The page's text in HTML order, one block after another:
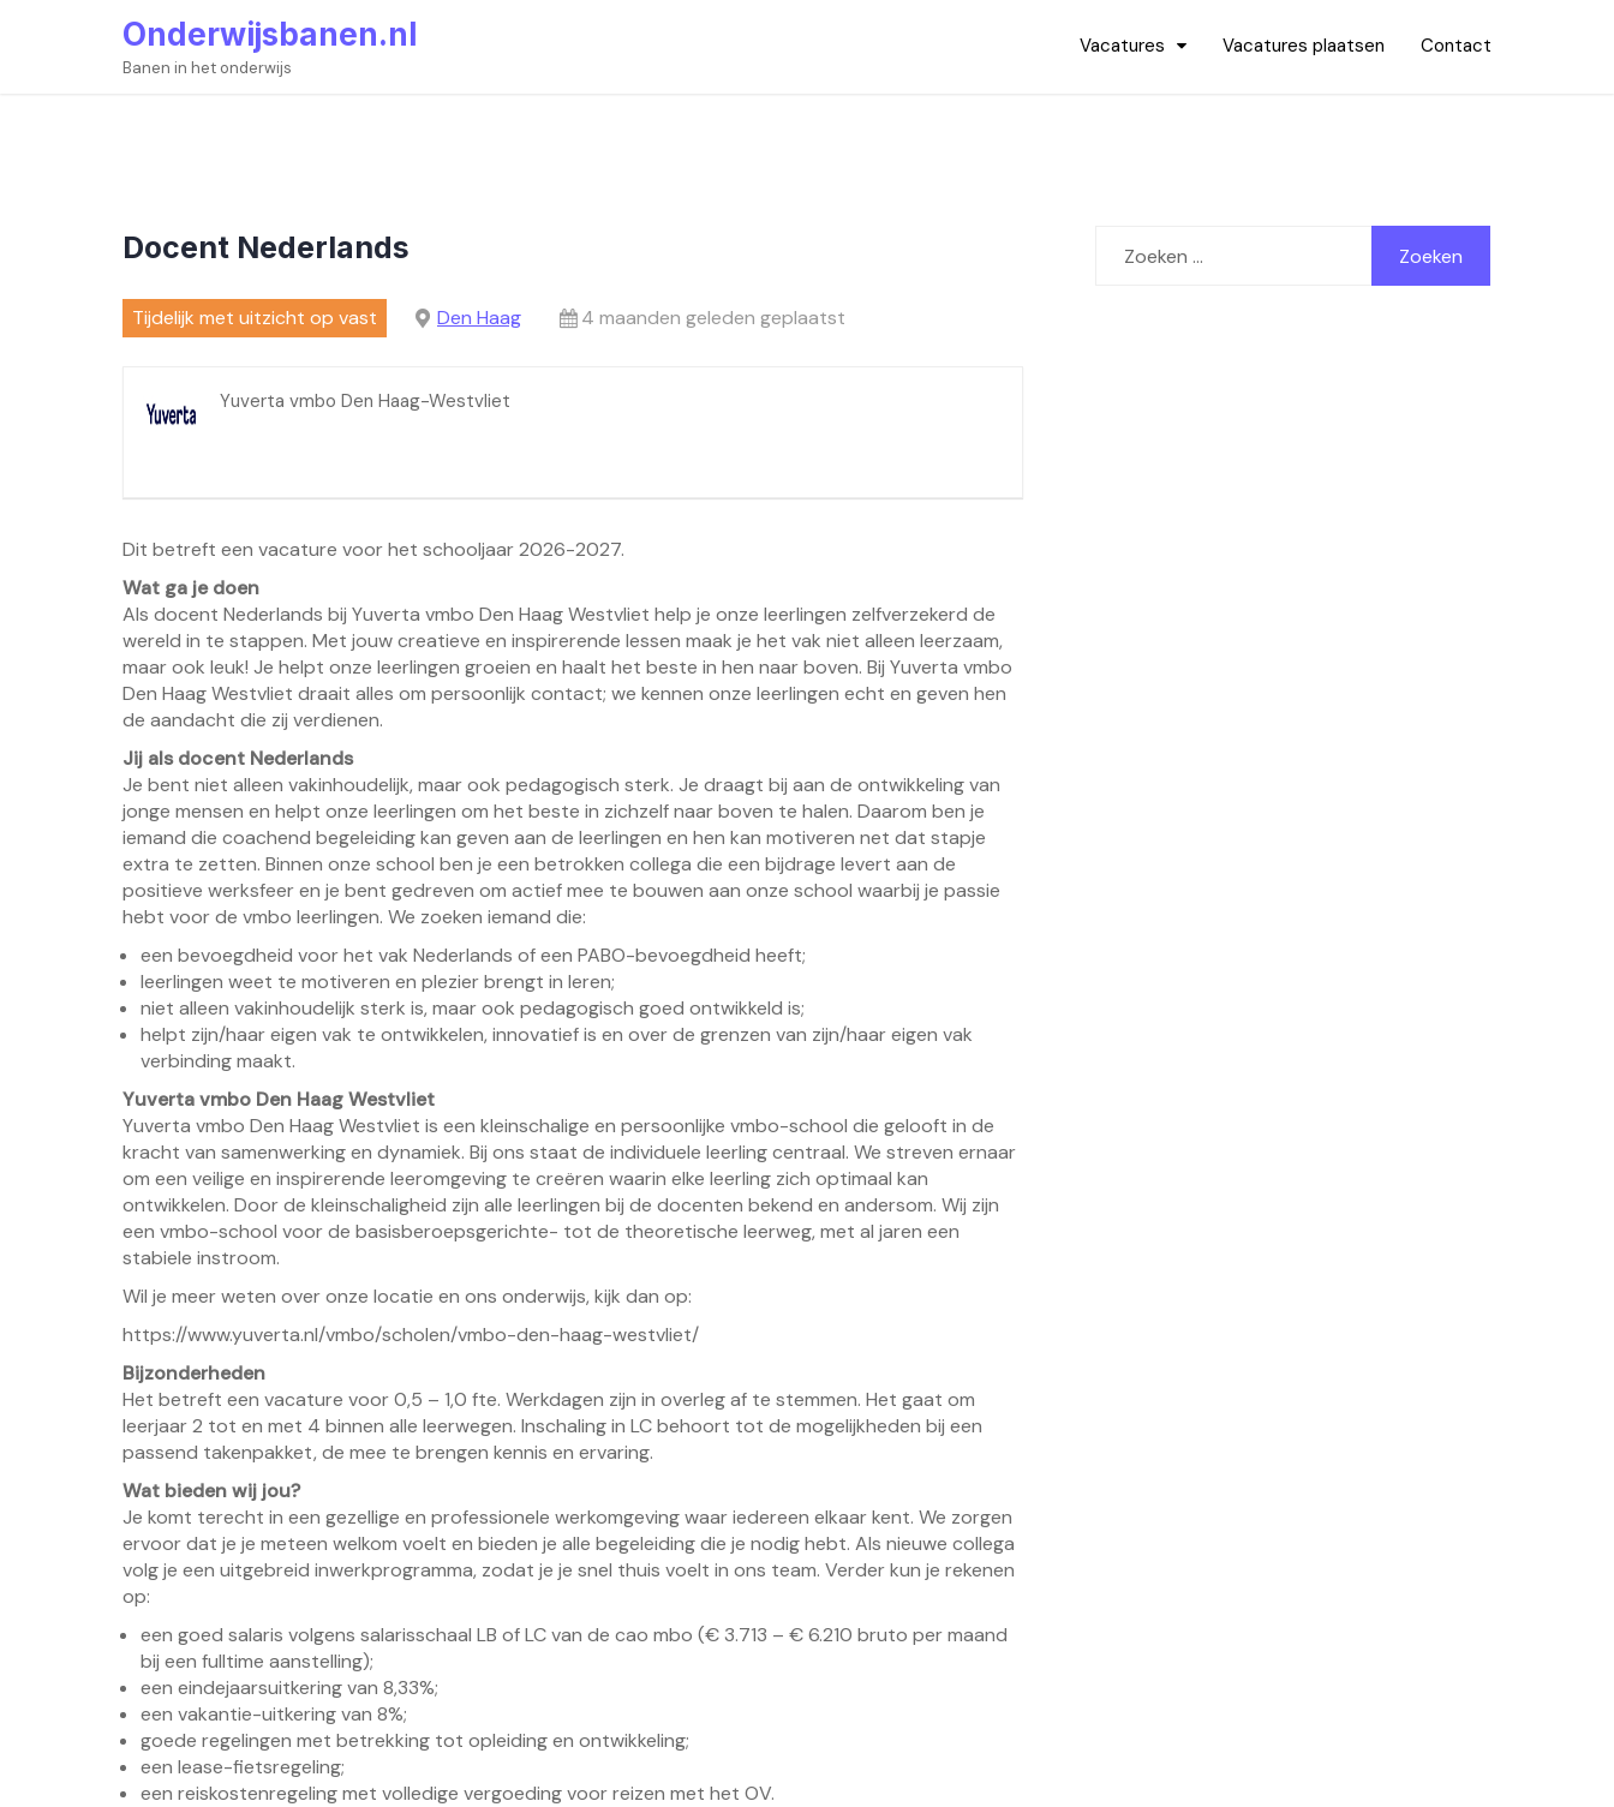
Onderwijsbanen.nl
Banen in het onderwijs
Vacatures Vacatures plaatsen Contact
Docent Nederlands
Tijdelijk met uitzicht op vast Den Haag 4 maanden geleden geplaatst
Yuverta vmbo Den Haag-Westvliet
Dit betreft een vacature voor het schooljaar 2026-2027.
Wat ga je doen
Als docent Nederlands bij Yuverta vmbo Den Haag Westvliet help je onze leerlingen zelfverzekerd de
wereld in te stappen. Met jouw creatieve en inspirerende lessen maak je het vak niet alleen leerzaam,
maar ook leuk! Je helpt onze leerlingen groeien en haalt het beste in hen naar boven. Bij Yuverta vmbo
Den Haag Westvliet draait alles om persoonlijk contact; we kennen onze leerlingen echt en geven hen
de aandacht die zij verdienen.
Jij als docent Nederlands
Je bent niet alleen vakinhoudelijk, maar ook pedagogisch sterk. Je draagt bij aan de ontwikkeling van
jonge mensen en helpt onze leerlingen om het beste in zichzelf naar boven te halen. Daarom ben je
iemand die coachend begeleiding kan geven aan de leerlingen en hen kan motiveren net dat stapje
extra te zetten. Binnen onze school ben je een betrokken collega die een bijdrage levert aan de
positieve werksfeer en je bent gedreven om actief mee te bouwen aan onze school waarbij je passie
hebt voor de vmbo leerlingen. We zoeken iemand die:
een bevoegdheid voor het vak Nederlands of een PABO-bevoegdheid heeft;
leerlingen weet te motiveren en plezier brengt in leren;
niet alleen vakinhoudelijk sterk is, maar ook pedagogisch goed ontwikkeld is;
helpt zijn/haar eigen vak te ontwikkelen, innovatief is en over de grenzen van zijn/haar eigen vak
verbinding maakt.
Yuverta vmbo Den Haag Westvliet
Yuverta vmbo Den Haag Westvliet is een kleinschalige en persoonlijke vmbo-school die gelooft in de
kracht van samenwerking en dynamiek. Bij ons staat de individuele leerling centraal. We streven ernaar
om een veilige en inspirerende leeromgeving te creëren waarin elke leerling zich optimaal kan
ontwikkelen. Door de kleinschaligheid zijn alle leerlingen bij de docenten bekend en andersom. Wij zijn
een vmbo-school voor de basisberoepsgerichte- tot de theoretische leerweg, met al jaren een
stabiele instroom.
Wil je meer weten over onze locatie en ons onderwijs, kijk dan op:
https://www.yuverta.nl/vmbo/scholen/vmbo-den-haag-westvliet/
Bijzonderheden
Het betreft een vacature voor 0,5 – 1,0 fte. Werkdagen zijn in overleg af te stemmen. Het gaat om
leerjaar 2 tot en met 4 binnen alle leerwegen. Inschaling in LC behoort tot de mogelijkheden bij een
passend takenpakket, de mee te brengen kennis en ervaring.
Wat bieden wij jou?
Je komt terecht in een gezellige en professionele werkomgeving waar iedereen elkaar kent. We zorgen
ervoor dat je je meteen welkom voelt en bieden je alle begeleiding die je nodig hebt. Als nieuwe collega
volg je een uitgebreid inwerkprogramma, zodat je je snel thuis voelt in ons team. Verder kun je rekenen
op:
een goed salaris volgens salarisschaal LB of LC van de cao mbo (€ 3.713 – € 6.210 bruto per maand
bij een fulltime aanstelling);
een eindejaarsuitkering van 8,33%;
een vakantie-uitkering van 8%;
goede regelingen met betrekking tot opleiding en ontwikkeling;
een lease-fietsregeling;
een reiskostenregeling met volledige vergoeding voor reizen met het OV.
naar: